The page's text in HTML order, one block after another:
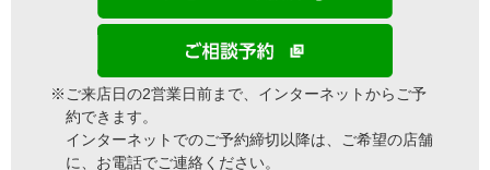
※ご来店日の2営業日前まで、インターネットからご予
約できます。
インターネットでのご予約締切以降は、ご希望の店舗
に、お電話でご連絡ください。